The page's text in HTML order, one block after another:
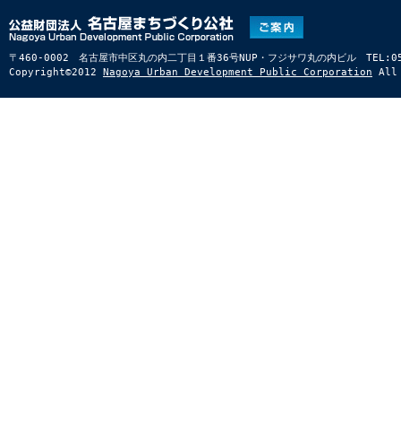
〒460-0002 名古屋市中区丸の内二丁目１番36号NUP・フジサワ丸の内ビル
Copyright©2012 Nagoya Urban Development Public Corporation All